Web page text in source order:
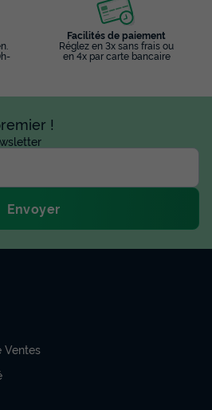
Facilités de paiement
Réglez en 3x sans frais ou
en 4x par carte bancaire
!
Envoyer
Ventes